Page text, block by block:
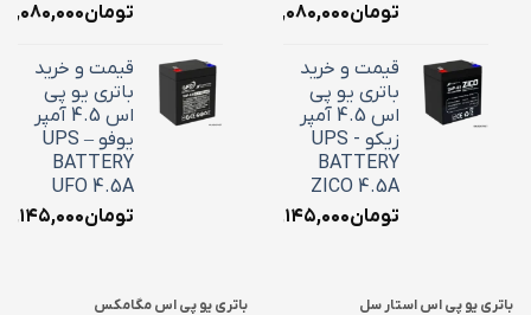
تومان۳,۰۸۰,۰۰۰
قیمت و خرید
باتری یو پی
اس 4.5 آمپر
زیکو - UPS
BATTERY
ZICO 4.5A
تومان۲,۱۴۵,۰۰۰
تومان۳,۰۸۰,۰۰۰
قیمت و خرید
باتری یو پی
اس 4.5 آمپر
یوفو – UPS
BATTERY
UFO 4.5A
تومان۲,۱۴۵,۰۰۰
باتری یو پی اس استار سل باتری یو پی اس مگامکس